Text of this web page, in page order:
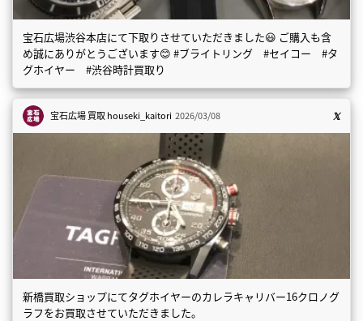
宝石広場渋谷本店にて下取りさせていただきました😃 ご購入も含
め誠にありがとうございます😊 #ブライトリング #セイコー #タ
グホイヤー #渋谷時計買取り
宝石広場 買取houseki_kaitori 2026/03/08
新橋買取ショップにてタグホイヤーのカレラキャリバー16クロノグ
ラフをお買取させていただきました。